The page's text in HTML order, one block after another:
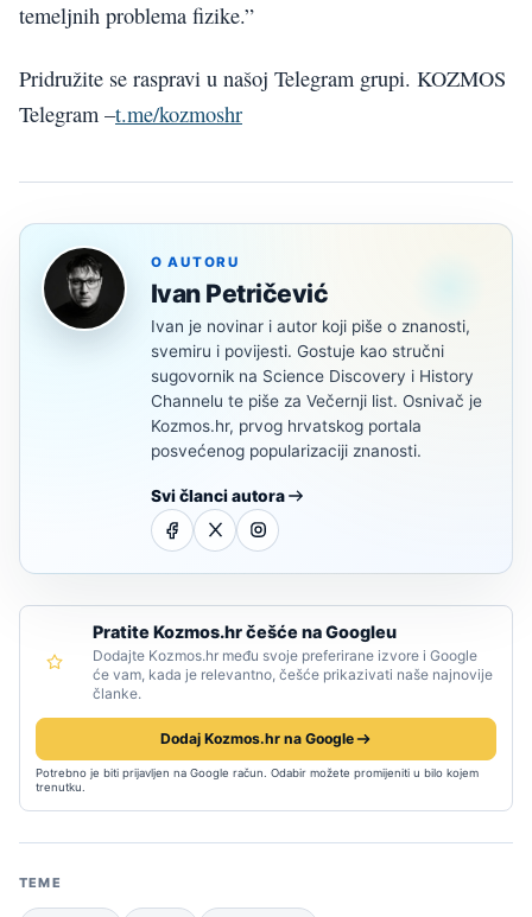
temeljnih problema fizike.”
Pridružite se raspravi u našoj Telegram grupi. KOZMOS
Telegram –t.me/kozmoshr
O AUTORU
Ivan Petričević
Ivan je novinar i autor koji piše o znanosti,
svemiru i povijesti. Gostuje kao stručni
sugovornik na Science Discovery i History
Channelu te piše za Večernji list. Osnivač je
Kozmos.hr, prvog hrvatskog portala
posvećenog popularizaciji znanosti.
Svi članci autora
Pratite Kozmos.hr češće na Googleu
Dodajte Kozmos.hr među svoje preferirane izvore i Google
će vam, kada je relevantno, češće prikazivati naše najnovije
članke.
Dodaj Kozmos.hr na Google
Potrebno je biti prijavljen na Google račun. Odabir možete promijeniti u bilo kojem
trenutku.
TEME